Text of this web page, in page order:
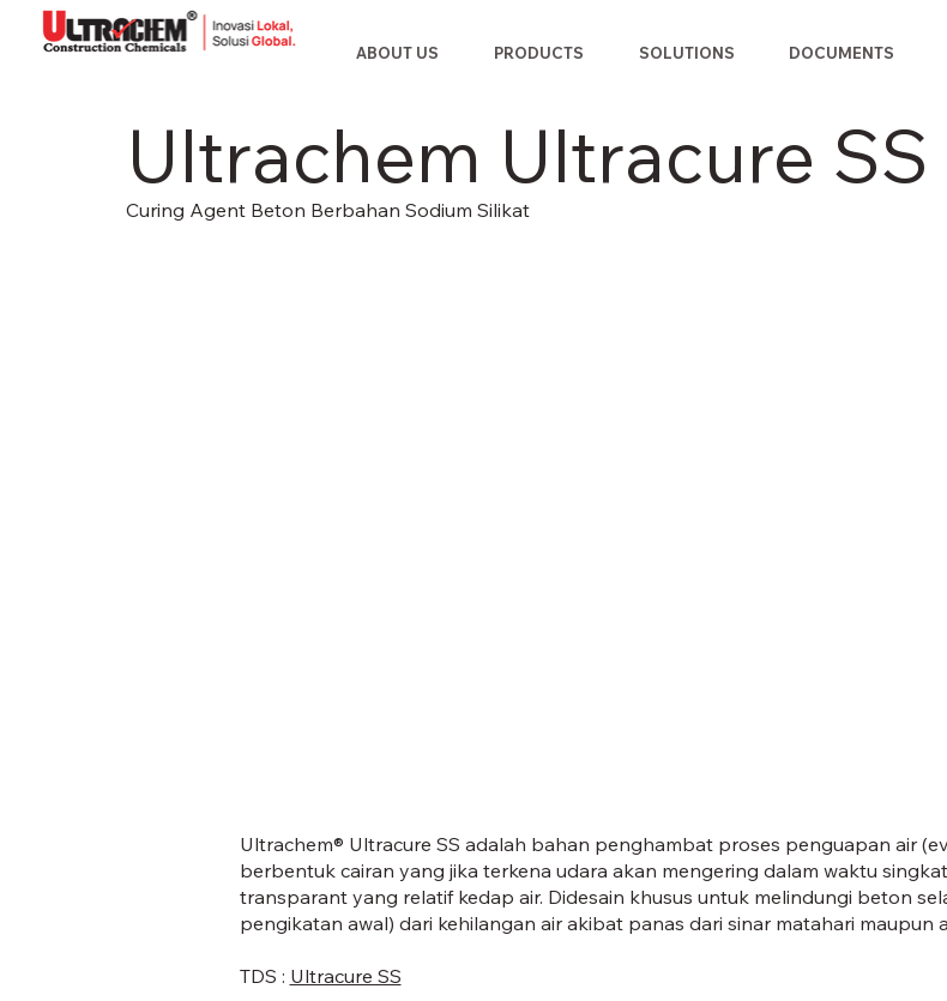
ABOUT US PRODUCTS SOLUTIONS DOCUMENTS
Ultrachem Ultracure SS
Curing Agent Beton Berbahan Sodium Silikat
Ultrachem® Ultracure SS adalah bahan penghambat proses penguapan air
berbentuk cairan yang jika terkena udara akan mengering dalam waktu
transparant yang relatif kedap air. Didesain khusus untuk melindungi beton
pengikatan awal) dari kehilangan air akibat panas dari sinar matahari maupun
TDS : Ultracure SS